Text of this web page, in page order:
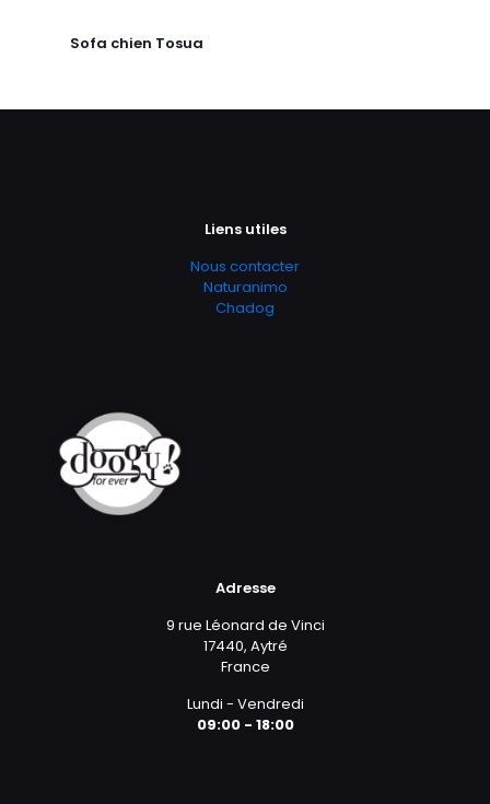
Sofa chien Tosua
Liens utiles
Nous contacter
Naturanimo
Chadog
Adresse
9 rue Léonard de Vinci
17440, Aytré
France
Lundi - Vendredi
09:00 - 18:00